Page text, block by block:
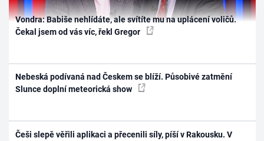
Vondra: Babiše nehlídáte, ale svítíte mu na uplácení voličů.
Čekal jsem od vás víc, řekl Gregor
Nebeská podívaná nad Českem se blíží. Působivé zatmění
Slunce doplní meteorická show
Češi slepě věřili aplikaci a přecenili síly, píší v Rakousku. V